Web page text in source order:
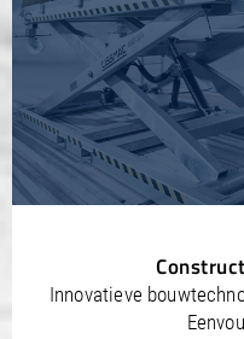
Innovatieve